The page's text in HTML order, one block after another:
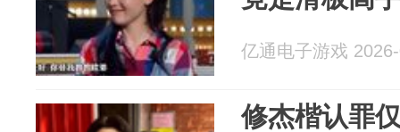
亿通电子游戏
修杰楷认罪